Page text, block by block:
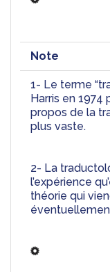
Note
1- Le terme
Harris en 1974
propos de la
plus vaste.
2- La
l’expérience
théorie qui